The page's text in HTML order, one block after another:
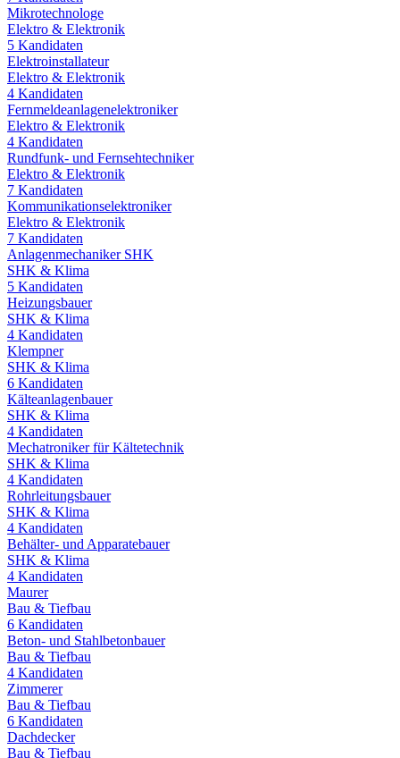
Mikrotechnologe
Elektro & Elektronik
5 Kandidaten
Elektroinstallateur
Elektro & Elektronik
4 Kandidaten
Fernmeldeanlagenelektroniker
Elektro & Elektronik
4 Kandidaten
Rundfunk- und Fernsehtechniker
Elektro & Elektronik
7 Kandidaten
Kommunikationselektroniker
Elektro & Elektronik
7 Kandidaten
Anlagenmechaniker SHK
SHK & Klima
5 Kandidaten
Heizungsbauer
SHK & Klima
4 Kandidaten
Klempner
SHK & Klima
6 Kandidaten
Kälteanlagenbauer
SHK & Klima
4 Kandidaten
Mechatroniker für Kältetechnik
SHK & Klima
4 Kandidaten
Rohrleitungsbauer
SHK & Klima
4 Kandidaten
Behälter- und Apparatebauer
SHK & Klima
4 Kandidaten
Maurer
Bau & Tiefbau
6 Kandidaten
Beton- und Stahlbetonbauer
Bau & Tiefbau
4 Kandidaten
Zimmerer
Bau & Tiefbau
6 Kandidaten
Dachdecker
Bau & Tiefbau